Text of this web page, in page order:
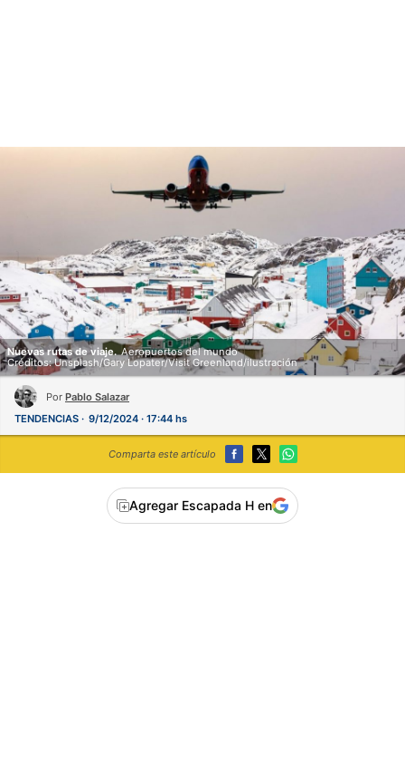
Nuevas rutas de viaje. Aeropuertos del mundo
Créditos: Unsplash/Gary Lopater/Visit Greenland/ilustración
Por Pablo Salazar
TENDENCIAS
9/12/2024 · 17:44 hs
Comparta este artículo
Agregar Escapada H en